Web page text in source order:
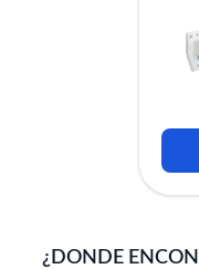
¿DONDE